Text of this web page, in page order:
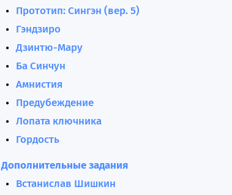
Прототип: Сингэн (вер. 5)
Гэндзиро
Дзинтю-Мару
Ба Синчун
Амнистия
Предубеждение
Лопата ключника
Гордость
Дополнительные задания
Встанислав Шишкин